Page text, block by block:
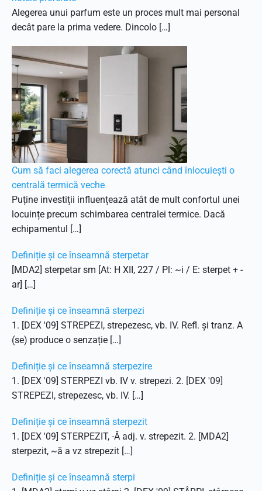
Alegerea unui parfum este un proces mult mai personal
decât pare la prima vedere. Dincolo […]
Cum să faci alegerea corectă atunci când înlocuiești o
centrală termică veche
Puține investiții influențează atât de mult confortul unei
locuințe precum schimbarea centralei termice. Dacă
echipamentul […]
Definiție și ce înseamnă sterpetar
[MDA2] sterpetar sm [At: H XII, 227 / Pl: ~i / E: sterpet + -
ar] […]
Definiție și ce înseamnă sterpezi
1. [DEX '09] STREPEZI, strepezesc, vb. IV. Refl. și tranz. A
(se) produce o senzație […]
Definiție și ce înseamnă sterpezire
1. [DEX '09] STERPEZI vb. IV v. strepezi. 2. [DEX '09]
STREPEZI, strepezesc, vb. IV. […]
Definiție și ce înseamnă sterpezit
1. [DEX '09] STERPEZIT, -Ă adj. v. strepezit. 2. [MDA2]
sterpezit, ~ă a vz strepezit […]
Definiție și ce înseamnă sterpi